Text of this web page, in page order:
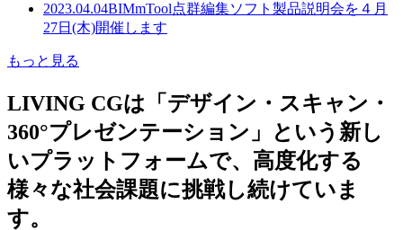
2023.04.04BIMmTool点群編集ソフト製品説明会を４月
27日(木)開催します
もっと見る
LIVING CGは「デザイン・スキャン・
360°プレゼンテーション」という新し
いプラットフォームで、高度化する
様々な社会課題に挑戦し続けていま
す。